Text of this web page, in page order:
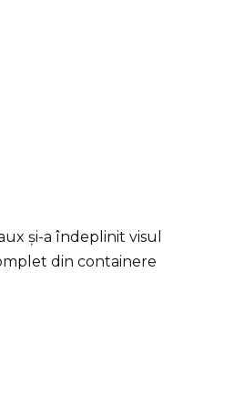
și-a îndeplinit visul
din containere